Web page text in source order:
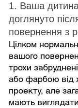
1. Ваша
доглянуто
повернення з
Цілком
вашого
трохи
або фарбою від
проекту, але
мають